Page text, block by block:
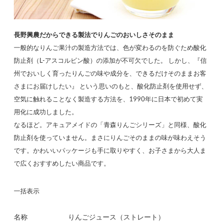
長野興農だからできる製法でりんごのおいしさそのまま
一般的なりんご果汁の製造方法では、色が変わるのを防ぐため酸化
防止剤（L-アスコルビン酸）の添加が不可欠でした。 しかし、『信
州でおいしく育ったりんごの味や成分を、できるだけそのままお客
さまにお届けしたい』 という思いのもと、酸化防止剤を使用せず、
空気に触れることなく製造する方法を、1990年に日本で初めて実
用化に成功しました。
なるほど。アキュアメイドの「青森りんごシリーズ」と同様、酸化
防止剤を使っていません。まさにりんごそのままの味が味わえそう
です。かわいいパッケージも手に取りやすく、お子さまから大人ま
で広くおすすめしたい商品です。
一括表示
名称 りんごジュース（ストレート）